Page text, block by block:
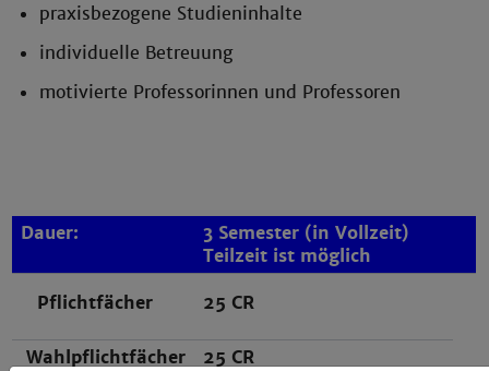
praxisbezogene Studieninhalte
individuelle Betreuung
motivierte Professorinnen und Professoren
Dauer:
3 Semester (in Vollzeit)
Teilzeit ist möglich
Pflichtfächer 25 CR
Wahlpflichtfächer 25 CR